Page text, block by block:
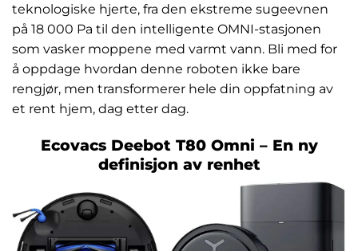
teknologiske hjerte, fra den ekstreme sugeevnen
på 18 000 Pa til den intelligente OMNI-stasjonen
som vasker moppene med varmt vann. Bli med for
å oppdage hvordan denne roboten ikke bare
rengjør, men transformerer hele din oppfatning av
et rent hjem, dag etter dag.
Ecovacs Deebot T80 Omni – En ny
definisjon av renhet